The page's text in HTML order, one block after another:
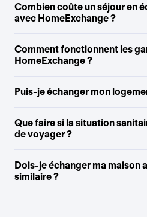
Combien coûte un séjour en
avec HomeExchange ?
Comment fonctionnent les
HomeExchange ?
Puis-je échanger mon
Que faire si la situation
de voyager ?
Dois-je échanger ma maison
similaire ?